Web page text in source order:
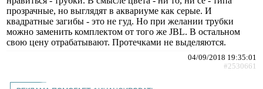
прозрачные, но выглядят в аквариуме как серые. И
квадратные загибы - это не гуд. Но при желании трубки
можно заменить комплектом от того же JBL. В остальном
свою цену отрабатывают. Протечками не выделяются.
04/09/2018 19:35:01
#2530661